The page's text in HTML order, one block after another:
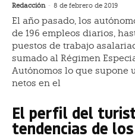
Redacción - 8 de febrero de 2019
El año pasado, los
de 196 empleos diarios,
puestos de trabajo
sumado al Régimen
Autónomos lo que supone
netos en el
El perfil del
tendencias de